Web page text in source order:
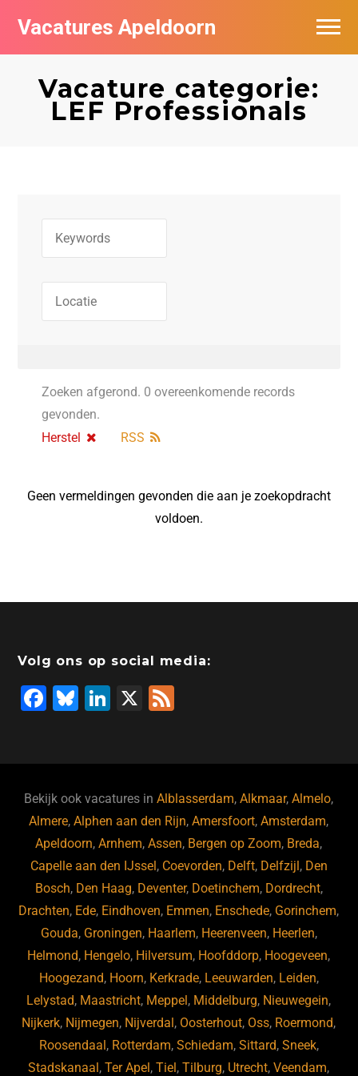
Vacatures Apeldoorn
Vacature categorie:
LEF Professionals
Zoeken afgerond. 0 overeenkomende records
gevonden.
Herstel
RSS
Geen vermeldingen gevonden die aan je zoekopdracht
voldoen.
Volg ons op social media:
F
b
o
o
k
Bl
ky
Li
dI
n
X
Bekijk ook vacatures inAlblasserdam,Alkmaar,Almelo,
Almere,Alphen aan den Rijn,Amersfoort,Amsterdam,
Apeldoorn,Arnhem,Assen, Bergen op Zoom, Breda,
Capelle aan den IJssel , Coevorden, Delft, Delfzijl , Den
Bosch, Den Haag, Deventer, Doetinchem, Dordrecht,
Drachten, Ede, Eindhoven, Emmen, Enschede, Gorinchem,
Gouda, Groningen, Haarlem, Heerenveen, Heerlen,
Helmond, Hengelo, Hilversum, Hoofddorp, Hoogeveen,
Hoogezand, Hoorn, Kerkrade, Leeuwarden, Leiden,
Lelystad, Maastricht, Meppel , Middelburg, Nieuwegein,
Nijkerk, Nijmegen, Nijverdal , Oosterhout, Oss, Roermond,
Roosendaal , Rotterdam, Schiedam, Sittard, Sneek,
Stadskanaal ,Ter Apel ,Tiel ,Tilburg, Utrecht,Veendam,
Vacatures per bedrijf
De populairste vacatures in Apeldoorn